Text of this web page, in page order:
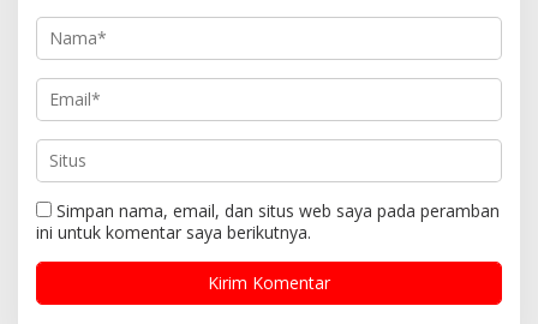
Simpan nama, email, dan situs web saya pada peramban
ini untuk komentar saya berikutnya.